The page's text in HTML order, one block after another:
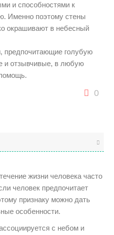
и способностями к
Именно поэтому стены
окрашивают в небесный
предпочитающие голубую
и отзывчивые, в любую
0
жизни человека часто
человек предпочитает
признаку можно дать
особенности.
с небом и